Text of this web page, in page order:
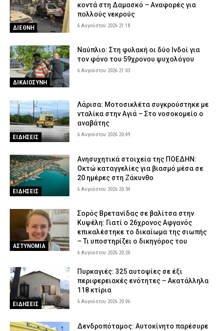
ΔΙΕΘΝΗ
κοντά στη Δαμασκό – Αναφορές για
πολλούς νεκρούς
6 Αυγούστου 2026 21:18
ΔΙΚΑΙΟΣΥΝΗ
Ναύπλιο: Στη φυλακή οι δύο Ινδοί για
τον φόνο του 59χρονου ψυχολόγου
6 Αυγούστου 2026 21:03
ΕΙΔΗΣΕΙΣ
Λάρισα: Μοτοσικλέτα συγκρούστηκε με
νταλίκα στην Αγιά – Στο νοσοκομείο ο
αναβάτης
6 Αυγούστου 2026 20:49
ΕΙΔΗΣΕΙΣ
Ανησυχητικά στοιχεία της ΠΟΕΔΗΝ:
Οκτώ καταγγελίες για βιασμό μέσα σε
20 ημέρες στη Ζάκυνθο
6 Αυγούστου 2026 20:34
ΑΣΤΥΝΟΜΙΑ
Σορός Βρετανίδας σε βαλίτσα στην
Κυψέλη: Γιατί ο 26χρονος Αφγανός
επικαλέστηκε το δικαίωμα της σιωπής
– Τι υποστηρίζει ο δικηγόρος του
6 Αυγούστου 2026 20:20
ΕΙΔΗΣΕΙΣ
Πυρκαγιές: 325 αυτοψίες σε έξι
περιφερειακές ενότητες – Ακατάλληλα
118 κτίρια
6 Αυγούστου 2026 20:06
Δενδροπόταμος: Αυτοκίνητο παρέσυρε